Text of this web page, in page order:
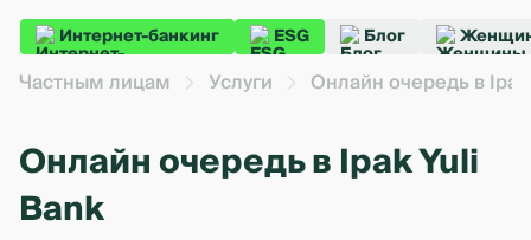
Интернет-банкинг ESG Блог
Частным лицам Услуги Онлайн очередь в
Онлайн очередь в Ipak Yuli
Bank